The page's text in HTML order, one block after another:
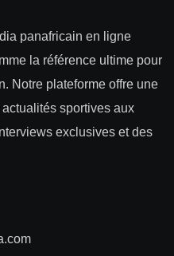
panafricain en ligne
la référence ultime pour
Notre plateforme offre une
sportives aux
exclusives et des